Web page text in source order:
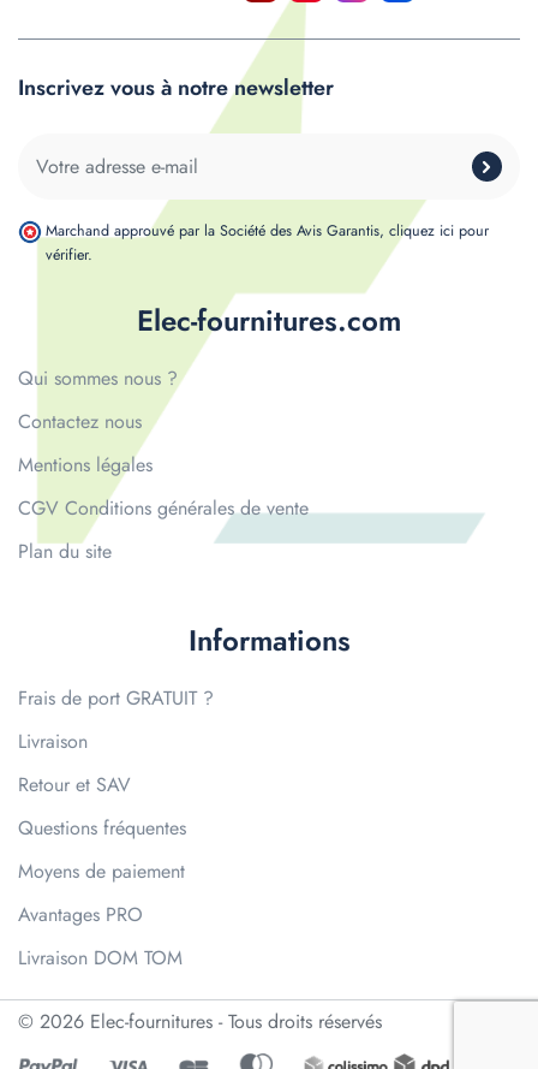
Elec-fournitures.com
Qui sommes nous ?
Contactez nous
Mentions légales
CGV Conditions générales de vente
Plan du site
Informations
Frais de port GRATUIT ?
Livraison
Retour et SAV
Questions fréquentes
Moyens de paiement
Avantages PRO
Livraison DOM TOM
Inscrivez vous à notre newsletter
Marchand approuvé par la Société des Avis Garantis, cliquez ici pour
vérifier.
© 2026 Elec-fournitures - Tous droits réservés